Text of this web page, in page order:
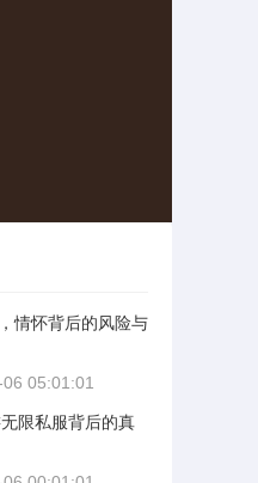
情怀背后的风险与
05:01:01
限私服背后的真